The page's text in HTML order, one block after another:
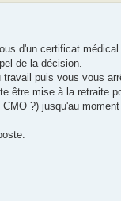
d'un certificat
de la décision.
puis vous vous
être mise à la retraite
?) jusqu'au